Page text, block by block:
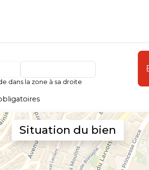
dans la zone à sa droite
Situation du bien